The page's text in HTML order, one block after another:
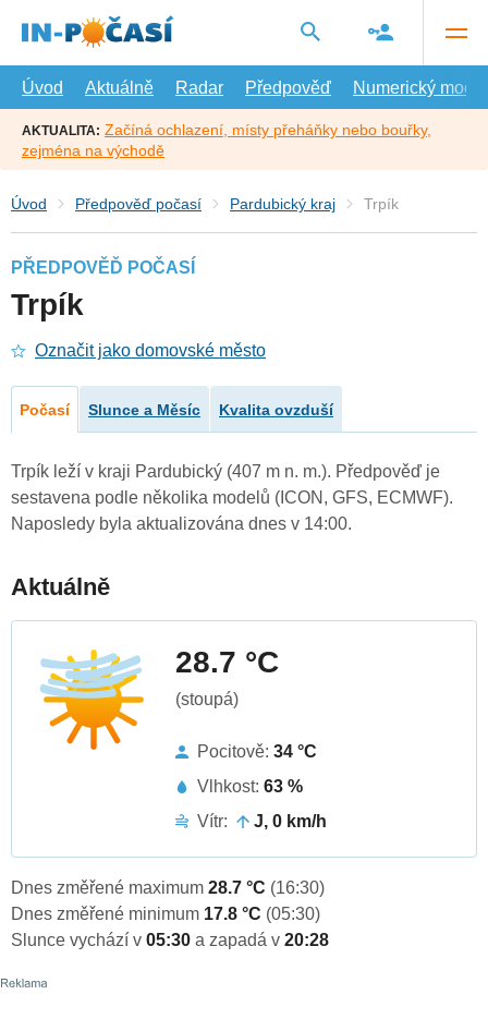
hlavní
Úvod
Aktuálně Radar Předpověď Numerický model
AKTUALITA: Začíná ochlazení, místy přeháňky nebo bouřky,
zejména na východě
Úvod Předpověď počasí Pardubický kraj Trpík
PŘEDPOVĚĎ POČASÍ
Trpík
Označit jako domovské město
Počasí Slunce a Měsíc Kvalita ovzduší
Trpík leží v kraji Pardubický (407 m n. m.). Předpověď je
sestavena podle několika modelů (ICON, GFS, ECMWF).
Naposledy byla aktualizována dnes v 14:00.
Aktuálně
28.7 °C
(stoupá)
Pocitově: 34 °C
Vlhkost: 63 %
Vítr:
J, 0 km/h
Dnes změřené maximum 28.7 °C (16:30)
Dnes změřené minimum 17.8 °C (05:30)
Slunce vychází v 05:30 a zapadá v 20:28